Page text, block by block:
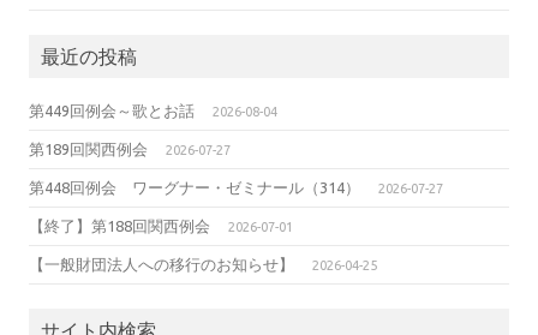
最近の投稿
第449回例会～歌とお話 2026-08-04
第189回関西例会 2026-07-27
第448回例会 ワーグナー・ゼミナール（314） 2026-07-27
【終了】第188回関西例会 2026-07-01
【一般財団法人への移行のお知らせ】 2026-04-25
サイト内検索